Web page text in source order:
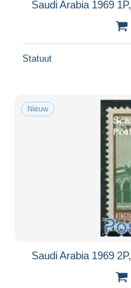
Saudi Arabia 1969
Statuut
Nieuw
Saudi Arabia 1969